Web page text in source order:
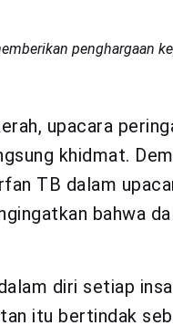
penghargaan
upacara
khidmat.
TB dalam
bahwa
diri setiap
itu bertindak